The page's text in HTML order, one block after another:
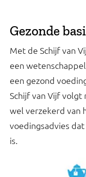
Gezonde
Met de Schijf van
een
een gezond
Schijf van Vijf volgt
wel verzekerd van
voedingsadvies
is.